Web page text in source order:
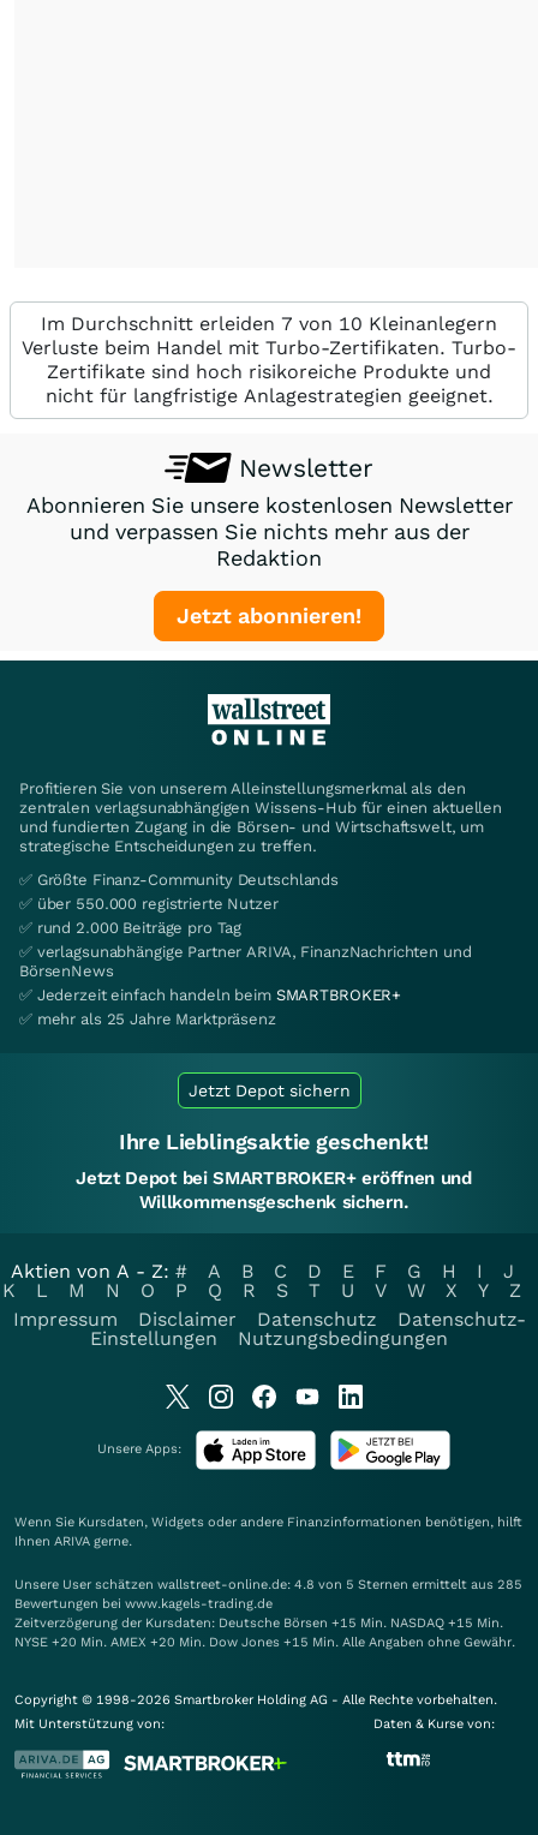
Im Durchschnitt erleiden 7 von 10 Kleinanlegern
Verluste beim Handel mit Turbo-Zertifikaten. Turbo-
Zertifikate sind hoch risikoreiche Produkte und
nicht für langfristige Anlagestrategien geeignet.
Newsletter
Abonnieren Sie unsere kostenlosen Newsletter
und verpassen Sie nichts mehr aus der
Redaktion
Jetzt abonnieren!
Profitieren Sie von unserem Alleinstellungsmerkmal als den
zentralen verlagsunabhängigen Wissens-Hub für einen aktuellen
und fundierten Zugang in die Börsen- und Wirtschaftswelt, um
strategische Entscheidungen zu treffen.
✅ Größte Finanz-Community Deutschlands
✅ über 550.000 registrierte Nutzer
✅ rund 2.000 Beiträge pro Tag
✅ verlagsunabhängige Partner ARIVA, FinanzNachrichten und
BörsenNews
✅ Jederzeit einfach handeln beim SMARTBROKER+
✅ mehr als 25 Jahre Marktpräsenz
Jetzt Depot sichern
Ihre Lieblingsaktie geschenkt!
Jetzt Depot bei SMARTBROKER+ eröffnen und
Willkommensgeschenk sichern.
Aktien von A - Z: # A B C D E F G H I
J
K
L M N O P Q R S T U V W X Y
Z
Impressum
Disclaimer Datenschutz
Datenschutz-
Einstellungen
Nutzungsbedingungen
Unsere Apps:
Wenn Sie Kursdaten, Widgets oder andere Finanzinformationen benötigen, hilft
Ihnen ARIVA gerne.
Unsere User schätzen wallstreet-online.de: 4.8 von 5 Sternen ermittelt aus 285
Bewertungen bei www.kagels-trading.de
Zeitverzögerung der Kursdaten: Deutsche Börsen +15 Min. NASDAQ +15 Min.
NYSE +20 Min. AMEX +20 Min. Dow Jones +15 Min. Alle Angaben ohne Gewähr.
Copyright © 1998-2026 Smartbroker Holding AG - Alle Rechte vorbehalten.
Mit Unterstützung von:
Daten & Kurse von: